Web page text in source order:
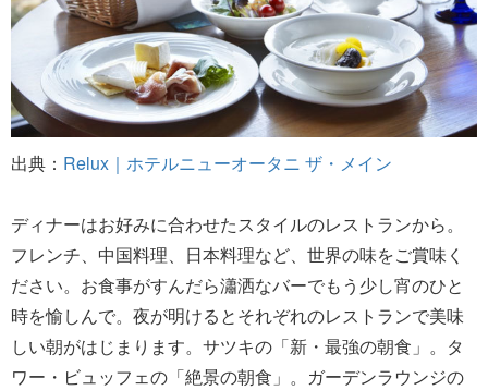
出典： Relux｜ホテルニューオータニ ザ・メイン
ディナーはお好みに合わせたスタイルのレストランから。
フレンチ、中国料理、日本料理など、世界の味をご賞味く
ださい。お食事がすんだら瀟洒なバーでもう少し宵のひと
時を愉しんで。夜が明けるとそれぞれのレストランで美味
しい朝がはじまります。サツキの「新・最強の朝食」。タ
ワー・ビュッフェの「絶景の朝食」。ガーデンラウンジの